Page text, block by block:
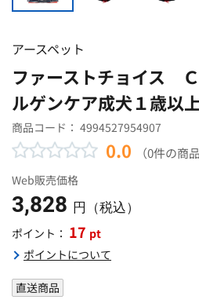
アースペット
ファーストチョイス
ルゲンケア成犬１歳以
商品コード： 4994527954907
0.0 （0件の商
Web販売価格
3,828 円（税込）
ポイント： 17 pt
ポイントについて
直送商品